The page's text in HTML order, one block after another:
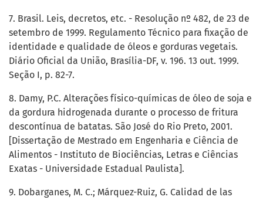
7. Brasil. Leis, decretos, etc. - Resolução nº 482, de 23 de
setembro de 1999. Regulamento Técnico para fixação de
identidade e qualidade de óleos e gorduras vegetais.
Diário Oficial da União, Brasília-DF, v. 196. 13 out. 1999.
Seção I, p. 82-7.
8. Damy, P.C. Alterações físico-químicas de óleo de soja e
da gordura hidrogenada durante o processo de fritura
descontínua de batatas. São José do Rio Preto, 2001.
[Dissertação de Mestrado em Engenharia e Ciência de
Alimentos - Instituto de Biociências, Letras e Ciências
Exatas - Universidade Estadual Paulista].
9. Dobarganes, M. C.; Márquez-Ruiz, G. Calidad de las